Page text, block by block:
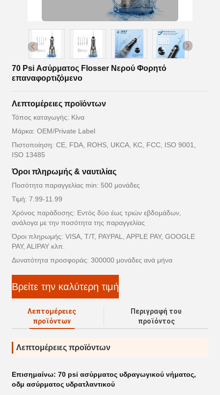
70 Psi Ασύρματος Flosser Νερού Φορητό
επαναφορτιζόμενο
Λεπτομέρειες προϊόντων
Τόπος καταγωγής: Κίνα
Μάρκα: OEM/Private Label
Πιστοποίηση: CE, FDA, ROHS, UKCA, KC, FCC, ISO 9001,
ISO 13485
Όροι πληρωμής & ναυτιλίας
Ποσότητα παραγγελίας min: 500 μονάδες
Τιμή: 7.99-11.99
Χρόνος παράδοσης: Εντός δύο έως τριών εβδομάδων,
ανάλογα με την ποσότητα της παραγγελίας
Όροι πληρωμής: VISA, T/T, PAYPAL, APPLE PAY, GOOGLE
PAY, ALIPAY κλπ.
Δυνατότητα προσφοράς: 300000 μονάδες ανά μήνα
Βρείτε την καλύτερη τιμή
Λεπτομέρειες
προϊόντων
Περιγραφή του
προϊόντος
Λεπτομέρειες προϊόντων
Επισημαίνω: 70 psi ασύρματος υδραγωγικού νήματος,
οδμ ασύρματος υδρατλαντικού